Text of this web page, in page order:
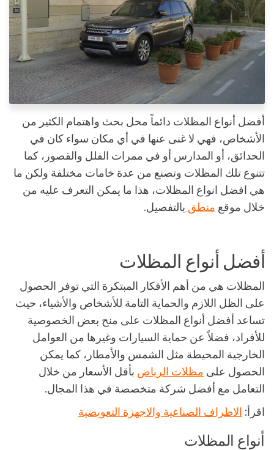
أفضل أنواع المظلات دائماً محل بحث واهتمام الكثير من
الأشخاص، فهي لا غنى عنها في أي مكان سواء كان في
الحدائق، أو المدارس أو في ممرات الفلل والقصور، كما
تتنوع تلك المظلات وتصنع من عدة خامات مختلفة ولكن ما
هي افضل انواع المظلات، هذا ما يمكن التعرف عليه من
خلال موقع منطق بالتفصيل.
أفضل أنواع المظلات
المظلات هي من أهم الأفكار المبتكرة التي توفر الحصول
على الظل اللازم والحماية التامة للأشخاص والأشياء، حيث
تساعد أفضل أنواع المظلات على منح بعض الخصوصية
للأفراد، فضلاً عن حماية السيارات وغيرها من العوامل
الخارجية المحيطة مثل الشمس والأمطار، كما يمكن
الحصول على مظلات الرياض بأقل الأسعار من خلال
التعامل مع أفضل شركة متخصصة في هذا المجال.
اقرأ: الاطراف الصناعية والاجهزة التعويضية
أنواع المظلات